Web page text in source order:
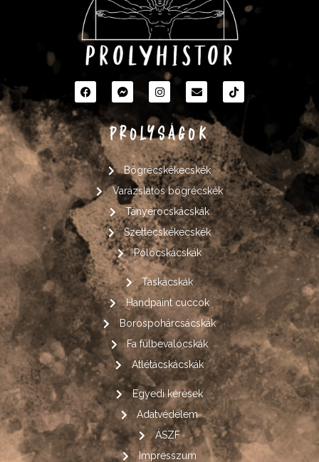
PROLYSÁGOK
Bögrécskékecskék
Varázslatos bögrécskék
Tányérocskácskák
Szettecskékecskék
Pólócskácskák
Táskácskák
Handpaint cuccok
Borospohárcsácskák
Fa fülbevalócskák
Atlétácskácskák
Egyedi kérések
Adatvédelem
ÁSZF
Impresszum